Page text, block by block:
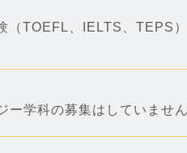
（TOEFL、IELTS、TEPS
ー学科の募集はしていませ